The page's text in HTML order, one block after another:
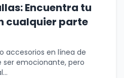
Encuentra tu
cualquier parte
accesorios en línea de
ser emocionante, pero